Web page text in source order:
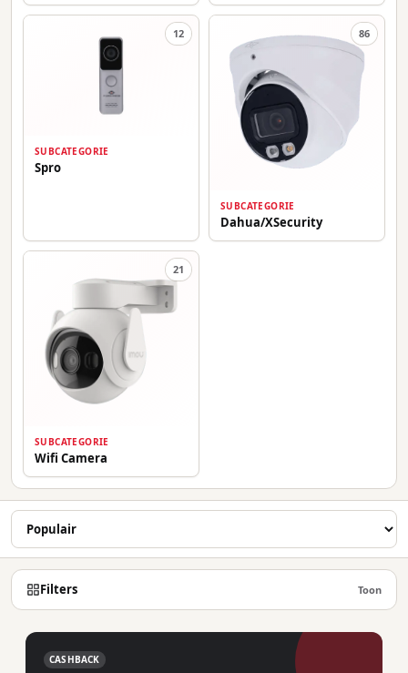
12
SUBCATEGORIE
Spro
86
SUBCATEGORIE
Dahua/XSecurity
21
SUBCATEGORIE
Wifi Camera
Filters Toon
CASHBACK